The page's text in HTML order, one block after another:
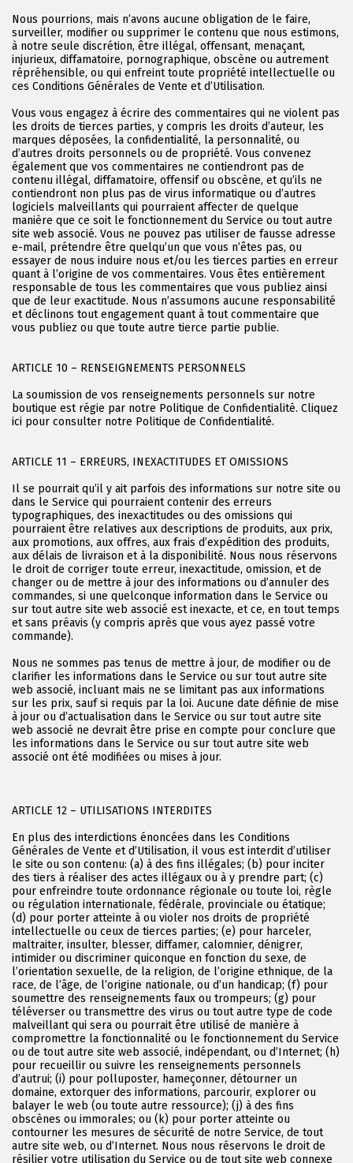
Nous pourrions, mais n’avons aucune obligation de le faire,
surveiller, modifier ou supprimer le contenu que nous estimons,
à notre seule discrétion, être illégal, offensant, menaçant,
injurieux, diffamatoire, pornographique, obscène ou autrement
répréhensible, ou qui enfreint toute propriété intellectuelle ou
ces Conditions Générales de Vente et d’Utilisation.
Vous vous engagez à écrire des commentaires qui ne violent pas
les droits de tierces parties, y compris les droits d’auteur, les
marques déposées, la confidentialité, la personnalité, ou
d’autres droits personnels ou de propriété. Vous convenez
également que vos commentaires ne contiendront pas de
contenu illégal, diffamatoire, offensif ou obscène, et qu’ils ne
contiendront non plus pas de virus informatique ou d’autres
logiciels malveillants qui pourraient affecter de quelque
manière que ce soit le fonctionnement du Service ou tout autre
site web associé. Vous ne pouvez pas utiliser de fausse adresse
e-mail, prétendre être quelqu’un que vous n’êtes pas, ou
essayer de nous induire nous et/ou les tierces parties en erreur
quant à l’origine de vos commentaires. Vous êtes entièrement
responsable de tous les commentaires que vous publiez ainsi
que de leur exactitude. Nous n’assumons aucune responsabilité
et déclinons tout engagement quant à tout commentaire que
vous publiez ou que toute autre tierce partie publie.
ARTICLE 10 – RENSEIGNEMENTS PERSONNELS
La soumission de vos renseignements personnels sur notre
boutique est régie par notre Politique de Confidentialité. Cliquez
ici pour consulter notre Politique de Confidentialité.
ARTICLE 11 – ERREURS, INEXACTITUDES ET OMISSIONS
Il se pourrait qu’il y ait parfois des informations sur notre site ou
dans le Service qui pourraient contenir des erreurs
typographiques, des inexactitudes ou des omissions qui
pourraient être relatives aux descriptions de produits, aux prix,
aux promotions, aux offres, aux frais d’expédition des produits,
aux délais de livraison et à la disponibilité. Nous nous réservons
le droit de corriger toute erreur, inexactitude, omission, et de
changer ou de mettre à jour des informations ou d’annuler des
commandes, si une quelconque information dans le Service ou
sur tout autre site web associé est inexacte, et ce, en tout temps
et sans préavis (y compris après que vous ayez passé votre
commande).
Nous ne sommes pas tenus de mettre à jour, de modifier ou de
clarifier les informations dans le Service ou sur tout autre site
web associé, incluant mais ne se limitant pas aux informations
sur les prix, sauf si requis par la loi. Aucune date définie de mise
à jour ou d’actualisation dans le Service ou sur tout autre site
web associé ne devrait être prise en compte pour conclure que
les informations dans le Service ou sur tout autre site web
associé ont été modifiées ou mises à jour.
ARTICLE 12 – UTILISATIONS INTERDITES
En plus des interdictions énoncées dans les Conditions
Générales de Vente et d’Utilisation, il vous est interdit d’utiliser
le site ou son contenu: (a) à des fins illégales; (b) pour inciter
des tiers à réaliser des actes illégaux ou à y prendre part; (c)
pour enfreindre toute ordonnance régionale ou toute loi, règle
ou régulation internationale, fédérale, provinciale ou étatique;
(d) pour porter atteinte à ou violer nos droits de propriété
intellectuelle ou ceux de tierces parties; (e) pour harceler,
maltraiter, insulter, blesser, diffamer, calomnier, dénigrer,
intimider ou discriminer quiconque en fonction du sexe, de
l’orientation sexuelle, de la religion, de l’origine ethnique, de la
race, de l’âge, de l’origine nationale, ou d’un handicap; (f) pour
soumettre des renseignements faux ou trompeurs; (g) pour
téléverser ou transmettre des virus ou tout autre type de code
malveillant qui sera ou pourrait être utilisé de manière à
compromettre la fonctionnalité ou le fonctionnement du Service
ou de tout autre site web associé, indépendant, ou d’Internet; (h)
pour recueillir ou suivre les renseignements personnels
d’autrui; (i) pour polluposter, hameçonner, détourner un
domaine, extorquer des informations, parcourir, explorer ou
balayer le web (ou toute autre ressource); (j) à des fins
obscènes ou immorales; ou (k) pour porter atteinte ou
contourner les mesures de sécurité de notre Service, de tout
autre site web, ou d’Internet. Nous nous réservons le droit de
résilier votre utilisation du Service ou de tout site web connexe